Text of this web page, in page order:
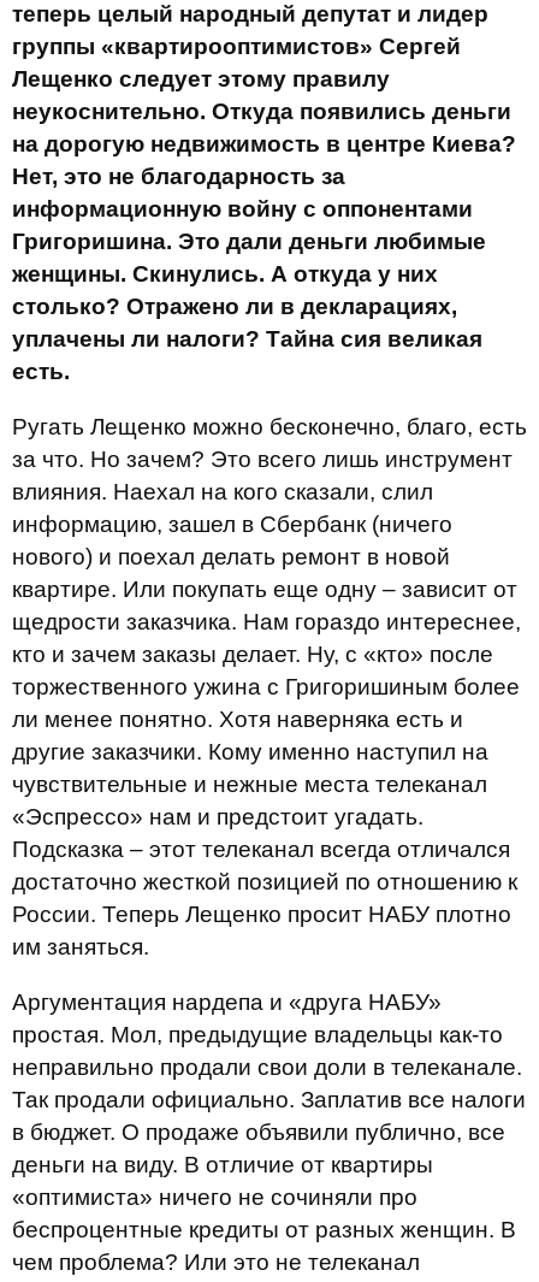
теперь целый народный депутат и лидер
группы «квартирооптимистов» Сергей
Лещенко следует этому правилу
неукоснительно. Откуда появились деньги
на дорогую недвижимость в центре Киева?
Нет, это не благодарность за
информационную войну с оппонентами
Григоришина. Это дали деньги любимые
женщины. Скинулись. А откуда у них
столько? Отражено ли в декларациях,
уплачены ли налоги? Тайна сия великая
есть.
Ругать Лещенко можно бесконечно, благо, есть
за что. Но зачем? Это всего лишь инструмент
влияния. Наехал на кого сказали, слил
информацию, зашел в Сбербанк (ничего
нового) и поехал делать ремонт в новой
квартире. Или покупать еще одну – зависит от
щедрости заказчика. Нам гораздо интереснее,
кто и зачем заказы делает. Ну, с «кто» после
торжественного ужина с Григоришиным более
ли менее понятно. Хотя наверняка есть и
другие заказчики. Кому именно наступил на
чувствительные и нежные места телеканал
«Эспрессо» нам и предстоит угадать.
Подсказка – этот телеканал всегда отличался
достаточно жесткой позицией по отношению к
России. Теперь Лещенко просит НАБУ плотно
им заняться.
Аргументация нардепа и «друга НАБУ»
простая. Мол, предыдущие владельцы как-то
неправильно продали свои доли в телеканале.
Так продали официально. Заплатив все налоги
в бюджет. О продаже объявили публично, все
деньги на виду. В отличие от квартиры
«оптимиста» ничего не сочиняли про
беспроцентные кредиты от разных женщин. В
чем проблема? Или это не телеканал